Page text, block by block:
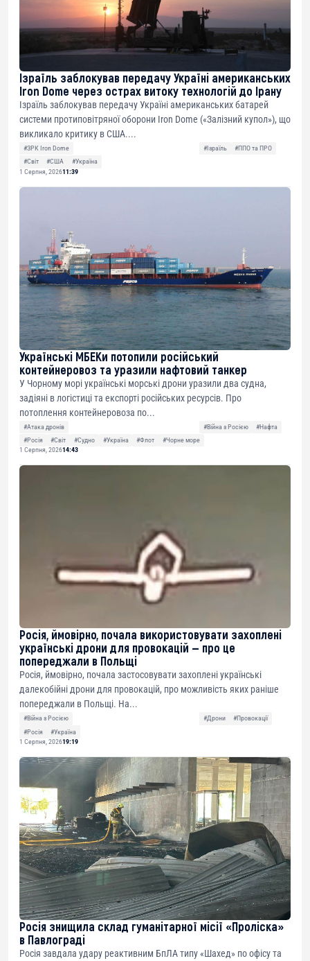
Ізраїль заблокував передачу Україні американських
Iron Dome через острах витоку технологій до Ірану
Ізраїль заблокував передачу Україні американських батарей
системи протиповітряної оборони Iron Dome («Залізний купол»), що
викликало критику в США....
#ЗРК Iron Dome #Ізраїль
#ППО та ПРО
#Світ
#США
#Україна
1 Серпня, 202611:39
Українські МБЕКи потопили російський
контейнеровоз та уразили нафтовий танкер
У Чорному морі українські морські дрони уразили два судна,
задіяні в логістиці та експорті російських ресурсів. Про
потоплення контейнеровоза по...
#Атака дронів #Війна з Росією
#Нафта
#Росія
#Світ #Судно #Україна #Флот
#Чорне море
1 Серпня, 202614:43
Росія, ймовірно, почала використовувати захоплені
українські дрони для провокацій — про це
попереджали в Польщі
Росія, ймовірно, почала застосовувати захоплені українські
далекобійні дрони для провокацій, про можливість яких раніше
попереджали в Польщі. На...
#Війна з Росією #Дрони
#Провокації
#Росія
#Україна
1 Серпня, 202619:19
Росія знищила склад гуманітарної місії «Проліска»
в Павлограді
Росія завдала удару реактивним БпЛА типу «Шахед» по офісу та